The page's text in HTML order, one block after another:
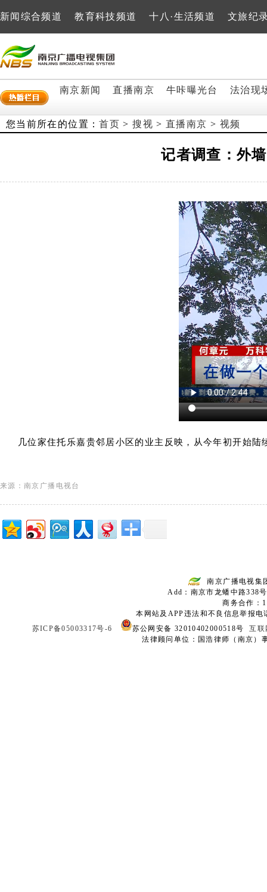
新闻综合频道 教育科技频道 十八·生活频道 文旅纪
南京新闻 直播南京 牛咔曝光台 法治现
您当前所在的位置：首页 >搜视 >直播南京 > 视频
记者调查：外
几位家住托乐嘉贵邻居小区的业主反映，从今年初开始
来源：南京广播电视台
南京广播电视集
Add：南京市龙蟠中路
商务合作：
本网站及APP违法和不良信息举报
苏ICP备05003317号-6
苏公网安备 32010402000518号互联
法律顾问单位：国浩律师（南京）